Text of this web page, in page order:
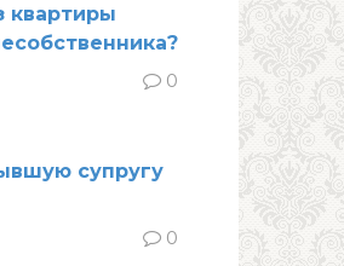
квартиры
0
супругу
0